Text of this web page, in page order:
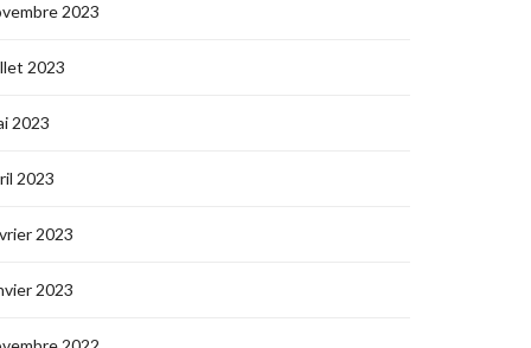
2023
2023
2023
2023
2023
2023